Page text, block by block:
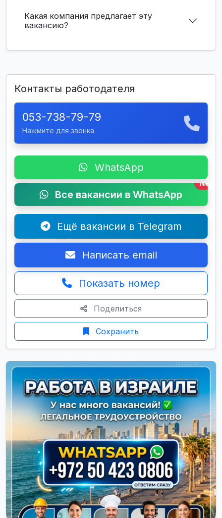
Какая компания предлагает эту
вакансию?
Контакты работодателя
053-738-79-79
Нажмите для звонка
WhatsApp
Все вакансии в WhatsApp
New
Ещё вакансии в Telegram
Написать email
Показать номер
Поделиться
Сохранить